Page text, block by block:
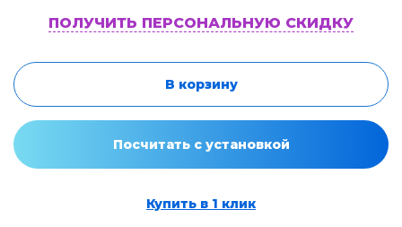
ПОЛУЧИТЬ ПЕРСОНАЛЬНУЮ СКИДКУ
В корзину
Посчитать с установкой
Купить в 1 клик